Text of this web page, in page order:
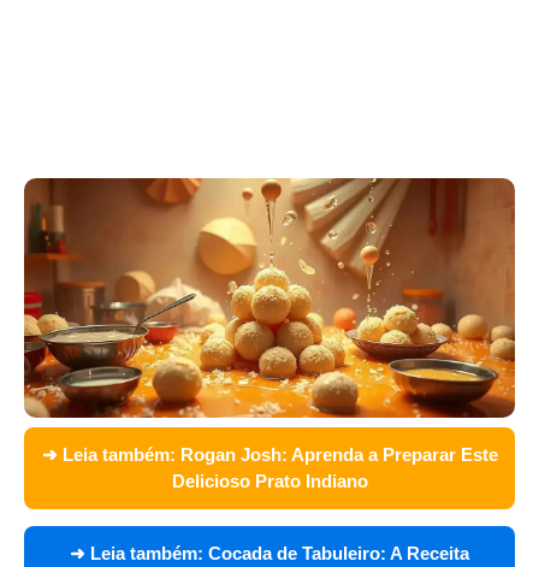
➜ Leia também: Rogan Josh: Aprenda a Preparar Este
Delicioso Prato Indiano
➜ Leia também: Cocada de Tabuleiro: A Receita